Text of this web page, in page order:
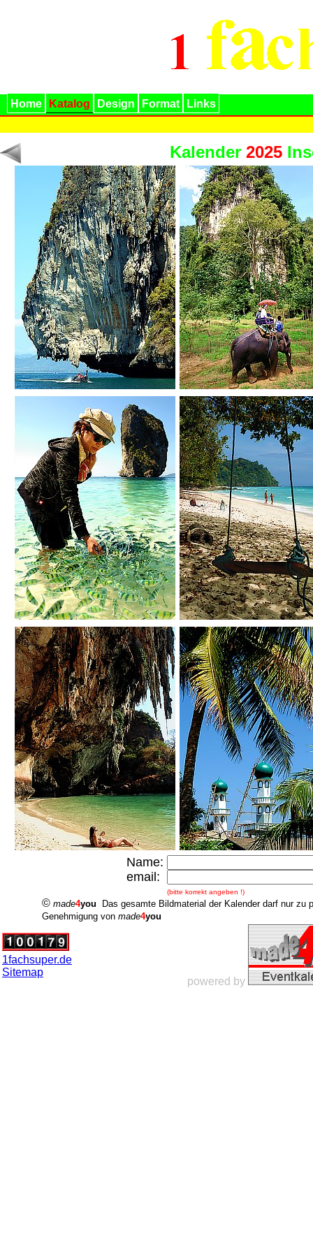
Home Katalog Design Format Links
Kalender 2025
Name:
email:
(bitte korrekt angeben !)
© made4you Das gesamte Bildmaterial der Kalender darf nur zu
Genehmigung von made4you
1fachsuper.de
Sitemap
powered by